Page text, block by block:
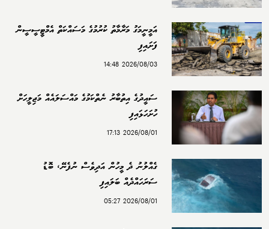
އަމީނީމަގު މަރާމާތު ކުރުމުގެ މަސައްކަތް އެމްޓީސީސީން
ފަށައިފި
2026/08/03 14:48
ސައީދުގެ އިތުބާރު ނެތްކަމުގެ މައްސަލައެއް މަޖިލީހަށް
ހުށަހަޅައިފި
2026/08/01 17:13
ގެއްލުނު ދެ މީހުން އަދިވެސް ނުފެނޭ، ބޮޑު
ސަރަހައްދެއް ބަލައިފި
2026/08/01 05:27